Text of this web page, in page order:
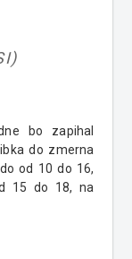
bo zapihal
do zmerna
od 10 do 16,
15 do 18, na